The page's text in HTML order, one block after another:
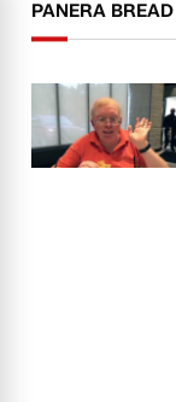
PANERA BREAD